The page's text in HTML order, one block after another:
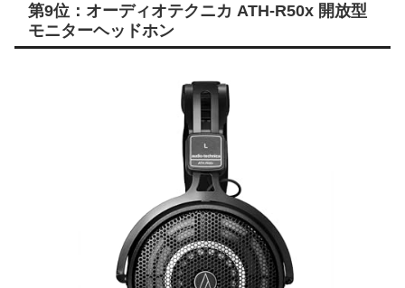
第9位：オーディオテクニカ ATH-R50x 開放型
モニターヘッドホン